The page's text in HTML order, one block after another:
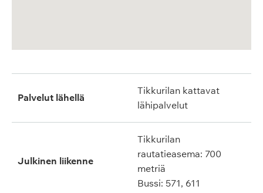
Palvelut lähellä
Tikkurilan kattavat
lähipalvelut
Julkinen liikenne
Tikkurilan
rautatieasema: 700
metriä
Bussi: 571, 611